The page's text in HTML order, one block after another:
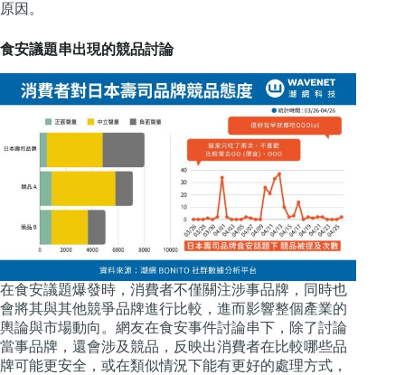
原因。
食安議題串出現的競品討論
在食安議題爆發時，消費者不僅關注涉事品牌，同時也
會將其與其他競爭品牌進行比較，進而影響整個產業的
輿論與市場動向。網友在食安事件討論串下，除了討論
當事品牌，還會涉及競品，反映出消費者在比較哪些品
牌可能更安全，或在類似情況下能有更好的處理方式，